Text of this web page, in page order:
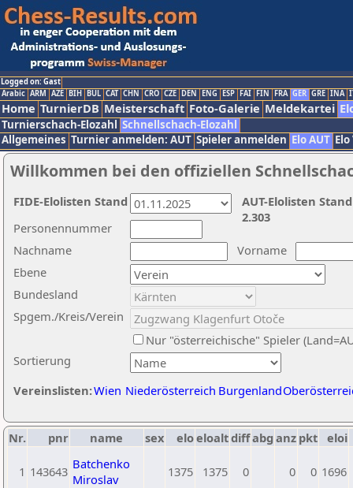
Logged on: Gast
Arabic ARM AZE BIH BUL CAT CHN CRO CZE DEN ENG ESP FAI FIN FRA GER GRE INA
Home TurnierDB Meisterschaft Foto-Galerie Meldekartei
Turnierschach-Elozahl Schnellschach-Elozahl
Allgemeines Turnier anmelden: AUT Spieler anmelden Elo AUT
Willkommen bei den offiziellen
Nachname
Vorname
Ebene
Sortierung
Personennummer
Bundesland
Spgem./Kreis/Verein
Nur "österreichische" Spieler
Vereinslisten:Wien Niederösterreich Burgenland
AUT-Elolisten
2.303
FIDE-Elolisten Stand
Nr. pnr name sex eloeloaltdiffabg anz pkt eloi
1 143643 Batchenko
Miroslav
1375 1375 0 0 0 1696